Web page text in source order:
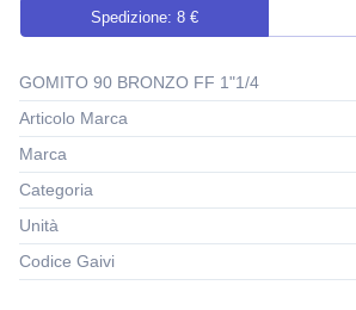
Spedizione: 8 €
GOMITO 90 BRONZO FF 1"1/4
Articolo Marca
Marca
Categoria
Unità
Codice Gaivi